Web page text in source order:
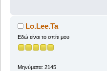
Lo.Lee.Ta
Εδώ είναι το σπίτι μου
Μηνύματα: 2145